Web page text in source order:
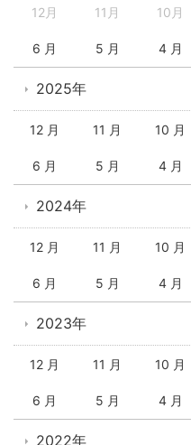
12月 11月 10月
6 月 5 月 4 月
2025年
12 月 11 月 10 月
6 月 5 月 4 月
2024年
12 月 11 月 10 月
6 月 5 月 4 月
2023年
12 月 11 月 10 月
6 月 5 月 4 月
2022年